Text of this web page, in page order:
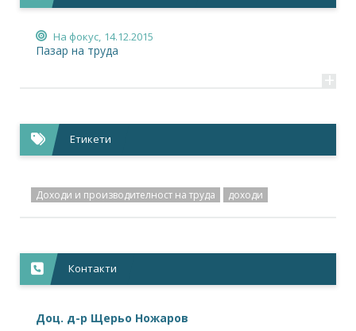
На фокус, 14.12.2015
Пазар на труда
+
Етикети
Доходи и производителност на труда доходи
Контакти
Доц. д-р Щерьо Ножаров